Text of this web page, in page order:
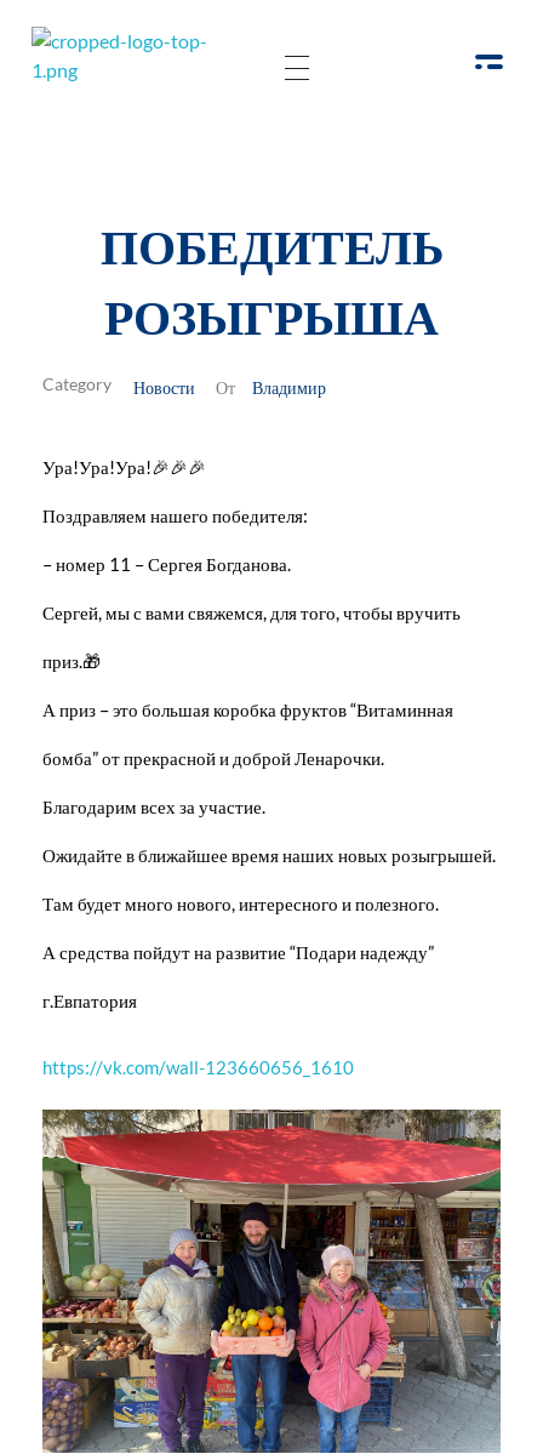
ПОБЕДИТЕЛЬ
РОЗЫГРЫША
От Владимир
Новости
Ура!Ура!Ура!🎉🎉🎉
Поздравляем нашего победителя:
– номер 11 – Сергея Богданова.
Сергей, мы с вами свяжемся, для того, чтобы вручить
приз.🎁
А приз – это большая коробка фруктов “Витаминная
бомба” от прекрасной и доброй Ленарочки.
Благодарим всех за участие.
Ожидайте в ближайшее время наших новых розыгрышей.
Там будет много нового, интересного и полезного.
А средства пойдут на развитие “Подари надежду”
г.Евпатория
https://vk.com/wall-123660656_1610